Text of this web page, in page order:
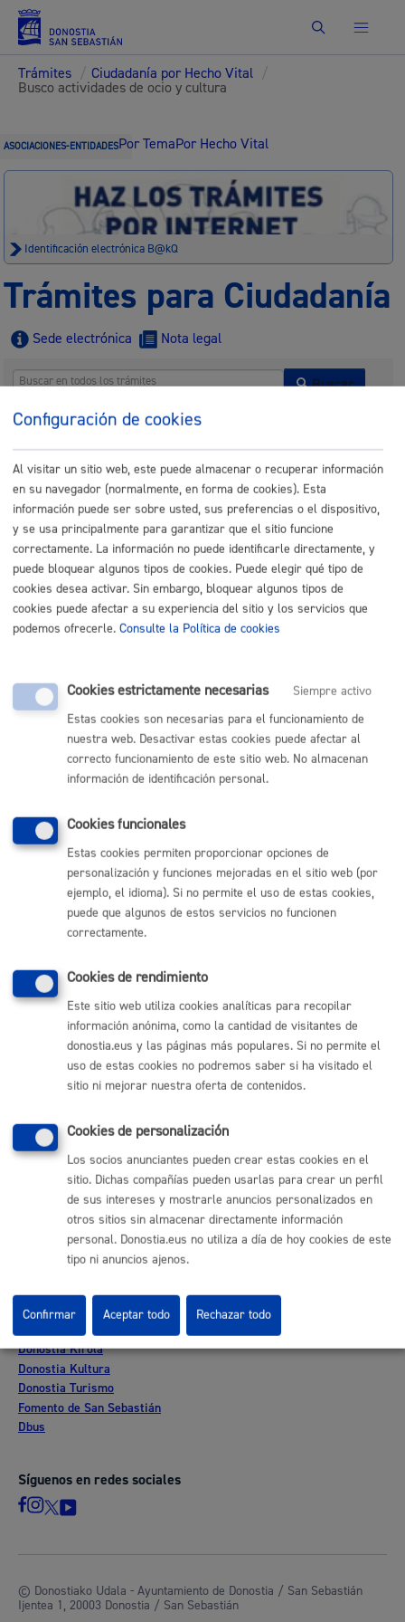
Buscar
Trámites / Ciudadanía por Hecho Vital /
Busco actividades de ocio y cultura
ASOCIACIONES-ENTIDADESPor TemaPor Hecho Vital
Identificación electrónica B@kQ
Trámites para Ciudadanía
Sede electrónica Nota legal
Buscar
Listado completo de Trámites
Busco actividades de ocio y cultura
Acceso a Zona de Bajas Emisiones (ZBE) a matrículas
extranjeras
ONLINE
PRESENCIAL
TELÉFONO
Inscripciones: actividades relacionadas con Cooperación,
Derechos Humanos y Diversidad Cultural
ONLINE
PRESENCIAL
MÁQUINA
Volver al índice Volver atrás
Sebastián
(gratuito desde Donostia / San Sebastián)
(+34) 943 481 000
Buzón de la ciudadanía
Informar de un error en la web
Enlaces útiles
Ofertas de empleo
Perfil del contratante
Sede electrónica
Mapas - GeoDonostia
Sala de prensa
Mapa web
Otras páginas web corporativas
Donostia Kirola
Donostia Kultura
Donostia Turismo
Fomento de San Sebastián
Dbus
Síguenos en redes sociales
© Donostiako Udala - Ayuntamiento de Donostia / San Sebastián
Ijentea 1, 20003 Donostia / San Sebastián
Configuración de cookies
Al visitar un sitio web, este puede almacenar o recuperar información
en su navegador (normalmente, en forma de cookies). Esta
información puede ser sobre usted, sus preferencias o el dispositivo,
y se usa principalmente para garantizar que el sitio funcione
correctamente. La información no puede identificarle directamente, y
puede bloquear algunos tipos de cookies. Puede elegir qué tipo de
cookies desea activar. Sin embargo, bloquear algunos tipos de
cookies puede afectar a su experiencia del sitio y los servicios que
podemos ofrecerle. Consulte la Política de cookies
Cookies estrictamente necesarias
Siempre activo
Estas cookies son necesarias para el funcionamiento de
nuestra web. Desactivar estas cookies puede afectar al
correcto funcionamiento de este sitio web. No almacenan
información de identificación personal.
Cookies funcionales
Estas cookies permiten proporcionar opciones de
personalización y funciones mejoradas en el sitio web (por
ejemplo, el idioma). Si no permite el uso de estas cookies,
puede que algunos de estos servicios no funcionen
correctamente.
Cookies de rendimiento
Este sitio web utiliza cookies analíticas para recopilar
información anónima, como la cantidad de visitantes de
donostia.eus y las páginas más populares. Si no permite el
uso de estas cookies no podremos saber si ha visitado el
sitio ni mejorar nuestra oferta de contenidos.
Cookies de personalización
Los socios anunciantes pueden crear estas cookies en el
sitio. Dichas compañías pueden usarlas para crear un perfil
de sus intereses y mostrarle anuncios personalizados en
otros sitios sin almacenar directamente información
personal. Donostia.eus no utiliza a día de hoy cookies de este
tipo ni anuncios ajenos.
Rechazar todo
Confirmar Aceptar todo